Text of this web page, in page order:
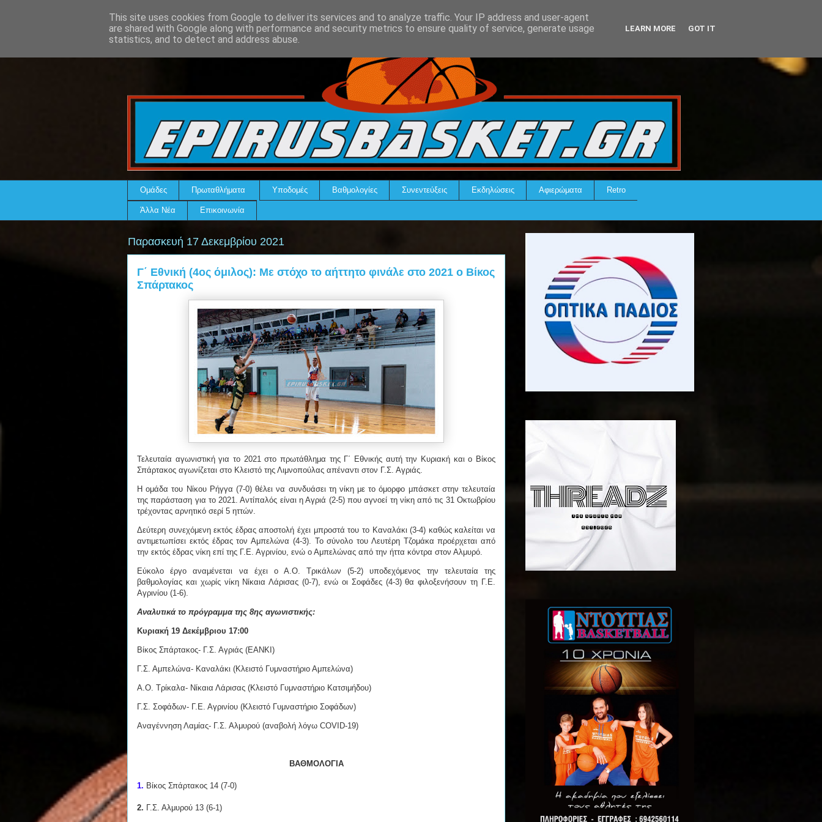
Ομάδες Πρωταθλήματα Υποδομές Βαθμολογίες Συνεντεύξεις Εκδηλώσεις Αφιερώματα Retro
Άλλα Νέα Επικοινωνία
Παρασκευή 17 Δεκεμβρίου 2021
Γ΄ Εθνική (4ος όμιλος): Με στόχο το αήττητο φινάλε στο 2021 ο Βίκος
Σπάρτακος
Τελευταία αγωνιστική για το 2021 στο πρωτάθλημα της Γ΄ Εθνικής αυτή την Κυριακή και ο Βίκος
Σπάρτακος αγωνίζεται στο Κλειστό της Λιμνοπούλας απέναντι στον Γ.Σ. Αγριάς.
Η ομάδα του Νίκου Ρήγγα (7-0) θέλει να συνδυάσει τη νίκη με το όμορφο μπάσκετ στην τελευταία
της παράσταση για το 2021. Αντίπαλός είναι η Αγριά (2-5) που αγνοεί τη νίκη από τις 31 Οκτωβρίου
τρέχοντας αρνητικό σερί 5 ηττών.
Δεύτερη συνεχόμενη εκτός έδρας αποστολή έχει μπροστά του το Καναλάκι (3-4) καθώς καλείται να
αντιμετωπίσει εκτός έδρας τον Αμπελώνα (4-3). Το σύνολο του Λευτέρη Τζομάκα προέρχεται από
την εκτός έδρας νίκη επί της Γ.Ε. Αγρινίου, ενώ ο Αμπελώνας από την ήττα κόντρα στον Αλμυρό.
Εύκολο έργο αναμένεται να έχει ο Α.Ο. Τρικάλων (5-2) υποδεχόμενος την τελευταία της
βαθμολογίας και χωρίς νίκη Νίκαια Λάρισας (0-7), ενώ οι Σοφάδες (4-3) θα φιλοξενήσουν τη Γ.Ε.
Αγρινίου (1-6).
Αναλυτικά το πρόγραμμα της 8ης αγωνιστικής:
Κυριακή 19 Δεκέμβριου 17:00
Βίκος Σπάρτακος- Γ.Σ. Αγριάς (ΕΑΝΚΙ)
Γ.Σ. Αμπελώνα- Καναλάκι (Κλειστό Γυμναστήριο Αμπελώνα)
Α.Ο. Τρίκαλα- Νίκαια Λάρισας (Κλειστό Γυμναστήριο Κατσιμήδου)
Γ.Σ. Σοφάδων- Γ.Ε. Αγρινίου (Κλειστό Γυμναστήριο Σοφάδων)
Αναγέννηση Λαμίας- Γ.Σ. Αλμυρού (αναβολή λόγω COVID-19)
ΒΑΘΜΟΛΟΓΙΑ
1. Βίκος Σπάρτακος 14 (7-0)
2. Γ.Σ. Αλμυρού 13 (6-1)
This site uses cookies from Google to deliver its services and to analyze traffic. Your IP address and user-agent
are shared with Google along with performance and security metrics to ensure quality of service, generate usage
statistics, and to detect and address abuse.
LEARN MORE GOT IT